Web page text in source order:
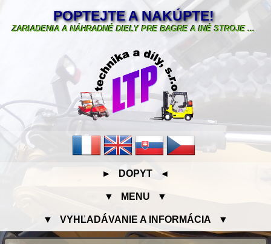
POPTEJTE A NAKÚPTE!
ZARIADENIA A NÁHRADNÉ DIELY PRE BAGRE A INÉ STROJE ...
► DOPYT ◄
▼ MENU ▼
▼ VYHĽADÁVANIE A INFORMÁCIA ▼